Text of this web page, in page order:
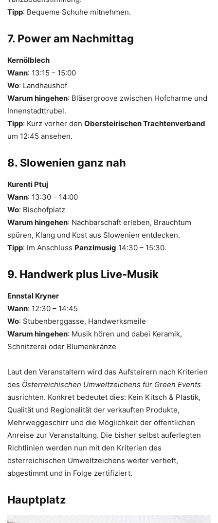
Tipp: Bequeme Schuhe mitnehmen.
7. Power am Nachmittag
Kernölblech
Wann: 13:15 – 15:00
Wo: Landhaushof
Warum hingehen: Bläsergroove zwischen Hofcharme und
Innenstadttrubel.
Tipp: Kurz vorher den Obersteirischen Trachtenverband
um 12:45 ansehen.
8. Slowenien ganz nah
Kurenti Ptuj
Wann: 13:30 – 14:00
Wo: Bischofplatz
Warum hingehen: Nachbarschaft erleben, Brauchtum
spüren, Klang und Kost aus Slowenien entdecken.
Tipp: Im Anschluss Panzlmusig 14:30 – 15:30.
9. Handwerk plus Live-Musik
Ennstal Kryner
Wann: 12:30 – 14:45
Wo: Stubenberggasse, Handwerksmeile
Warum hingehen: Musik hören und dabei Keramik,
Schnitzerei oder Blumenkränze
Laut den Veranstaltern wird das Aufsteirern nach Kriterien
des Österreichischen Umweltzeichens für Green Events
ausrichten. Konkret bedeutet dies: Kein Kitsch & Plastik,
Qualität und Regionalität der verkauften Produkte,
Mehrweggeschirr und die Möglichkeit der öffentlichen
Anreise zur Veranstaltung. Die bisher selbst auferlegten
Richtlinien werden nun mit den Kriterien des
österreichischen Umweltzeichens weiter vertieft,
abgestimmt und in Folge zertifiziert.
Hauptplatz